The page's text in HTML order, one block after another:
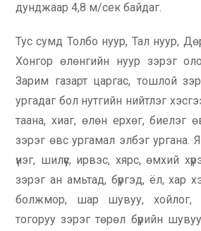
дунджаар 4,8 м/сек байдаг.
Тус сумд Толбо нуур, Тал нуур,
Хонгор өлөнгийн нуур зэрэг
Зарим газарт царгас, тошлой
ургадаг бол нутгийн нийтлэг
таана, хиаг, өлөн ерхөг, биелэг
зэрэг өвс ургамал элбэг ургана.
үнэг, шилүүс, ирвэс, хярс, өмхий
зэрэг ан амьтад, бүргэд, ёл, хар
болжмор, шар шувуу, хойлог,
тогоруу зэрэг төрөл бүрийн